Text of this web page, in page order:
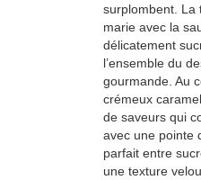
surplombent. La
marie avec la
délicatement
l’ensemble du
gourmande. Au
crémeux
de saveurs qui
avec une pointe
parfait entre
une texture